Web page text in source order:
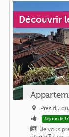
Découvrir
Près du
Séjour de 17
Je vous